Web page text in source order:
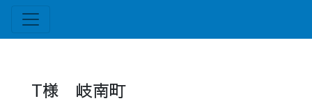
T様 岐南町